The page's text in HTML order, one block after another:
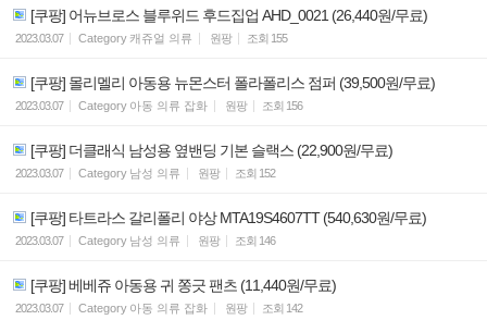
[쿠팡] 어뉴브로스 블루위드 후드집업 AHD_0021 (26,440원/무료)
2023.03.07 Category 캐쥬얼 의류 원팡 조회 155
[쿠팡] 몰리멜리 아동용 뉴몬스터 폴라폴리스 점퍼 (39,500원/무료)
2023.03.07 Category 아동 의류 잡화 원팡 조회 156
[쿠팡] 더클래식 남성용 옆밴딩 기본 슬랙스 (22,900원/무료)
2023.03.07 Category 남성 의류 원팡 조회 152
[쿠팡] 타트라스 갈리폴리 야상 MTA19S4607TT (540,630원/무료)
2023.03.07 Category 남성 의류 원팡 조회 146
[쿠팡] 베베쥬 아동용 귀 쫑긋 팬츠 (11,440원/무료)
2023.03.07 Category 아동 의류 잡화 원팡 조회 142